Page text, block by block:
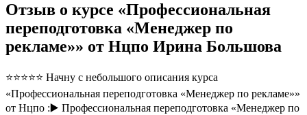
Отзыв о курсе «Профессиональная
переподготовка «Менеджер по
рекламе»» от Нцпо Ирина Большова
⭐⭐⭐⭐⭐ Начну с небольшого описания курса
«Профессиональная переподготовка «Менеджер по рекламе»»
от Нцпо :▶️ Профессиональная переподготовка «Менеджер по